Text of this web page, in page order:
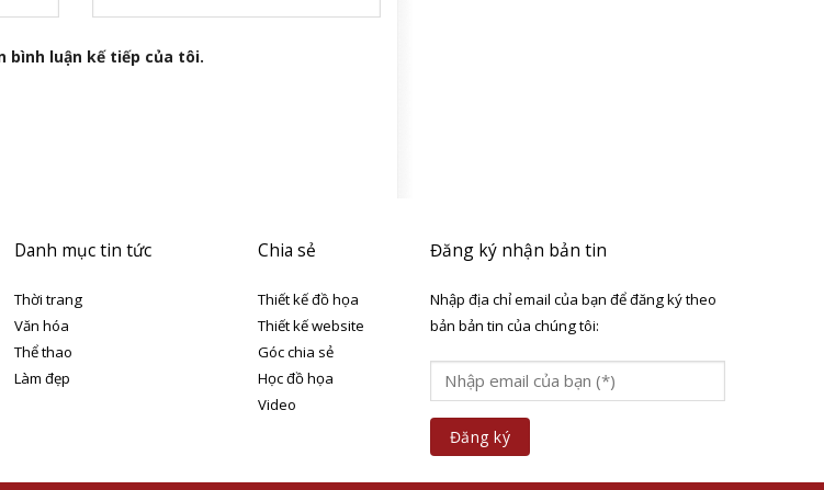
bình luận kế tiếp của tôi.
Danh mục tin tức
Thời trang
Văn hóa
Thể thao
Làm đẹp
Chia sẻ
Thiết kế đồ họa
Thiết kế website
Góc chia sẻ
Học đồ họa
Video
Đăng ký nhận bản tin
Nhập địa chỉ email của bạn để đăng ký theo
bản bản tin của chúng tôi: